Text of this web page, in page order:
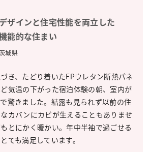
デザインと住宅性能を両立した
能的な住まい
城県
き、たどり着いたFPウレタン断熱パネ
気温の下がった宿泊体験の朝、室内が
驚きました。結露も見られず以前の住
カバンにカビが生えることもありませ
とにかく暖かい。年中半袖で過ごせる
ても満足しています。